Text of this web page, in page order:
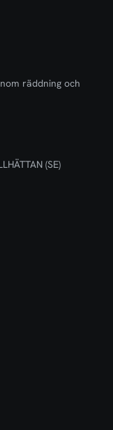
räddning och
(SE)